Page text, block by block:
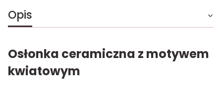
Opis
Osłonka ceramiczna z motywem
kwiatowym